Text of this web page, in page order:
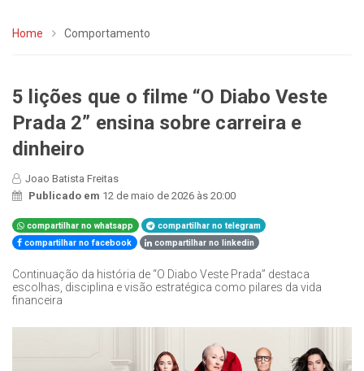
Home Comportamento
5 lições que o filme “O Diabo Veste
Prada 2” ensina sobre carreira e
dinheiro
Joao Batista Freitas
Publicado em 12 de maio de 2026 às 20:00
compartilhar no whatsapp
compartilhar no telegram
compartilhar no facebook
compartilhar no linkedin
Continuação da história de “O Diabo Veste Prada” destaca
escolhas, disciplina e visão estratégica como pilares da vida
financeira